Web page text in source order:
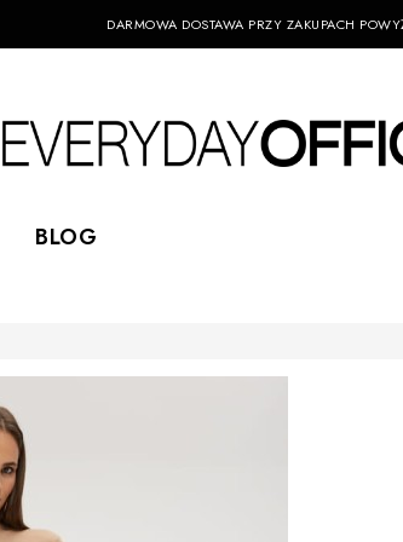
DARMOWA DOSTAWA PRZY ZAKUPACH
BLOG